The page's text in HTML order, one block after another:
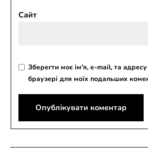
Сайт
Зберегти моє ім'я, e-mail, та
браузері для моїх подальших